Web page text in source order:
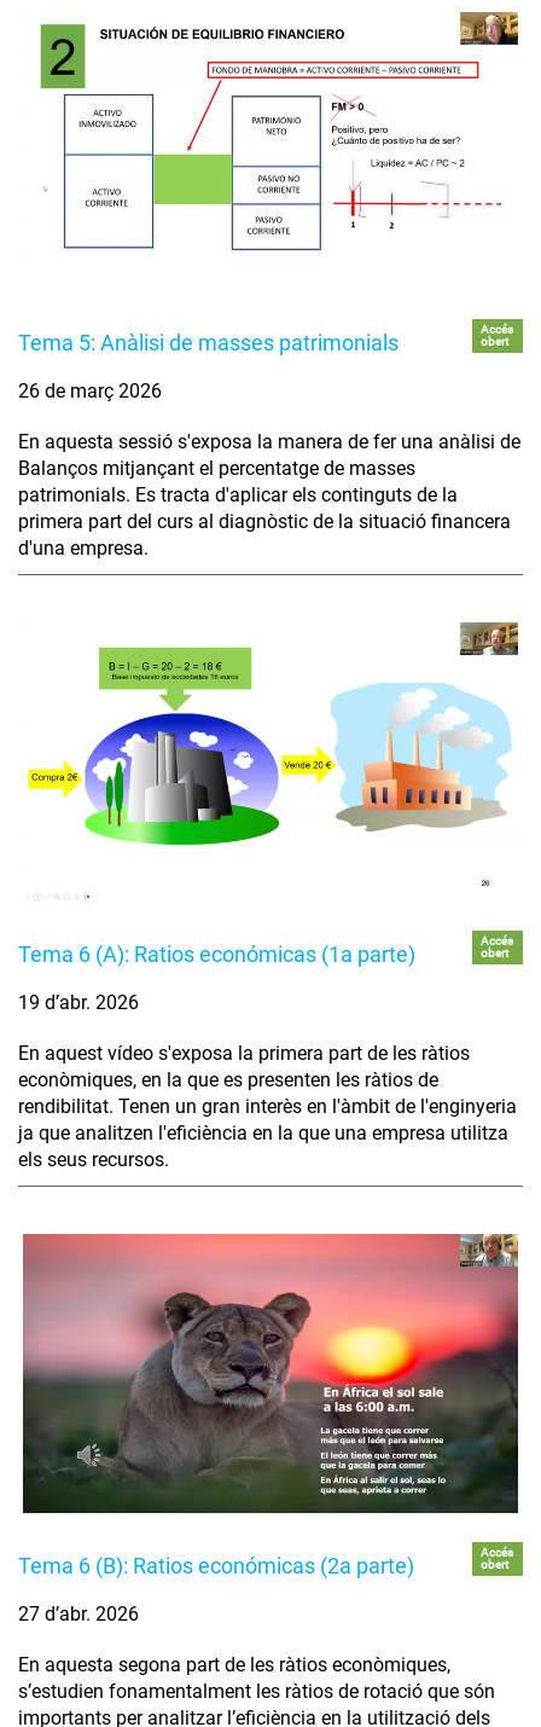
Tema 5: Anàlisi de masses patrimonials
Accés
obert
26 de març 2026
En aquesta sessió s'exposa la manera de fer una anàlisi de
Balanços mitjançant el percentatge de masses
patrimonials. Es tracta d'aplicar els continguts de la
primera part del curs al diagnòstic de la situació financera
d'una empresa.
Tema 6 (A): Ratios económicas (1a parte)
Accés
obert
19 d’abr. 2026
En aquest vídeo s'exposa la primera part de les ràtios
econòmiques, en la que es presenten les ràtios de
rendibilitat. Tenen un gran interès en l'àmbit de l'enginyeria
ja que analitzen l'eficiència en la que una empresa utilitza
els seus recursos.
Tema 6 (B): Ratios económicas (2a parte)
Accés
obert
27 d’abr. 2026
En aquesta segona part de les ràtios econòmiques,
s’estudien fonamentalment les ràtios de rotació que són
importants per analitzar l’eficiència en la utilització dels